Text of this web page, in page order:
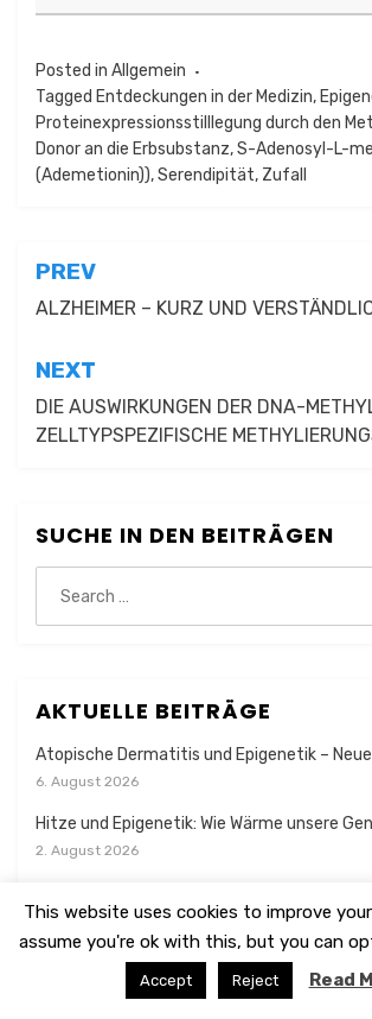
Posted in Allgemein
Tagged Entdeckungen in der Medizin,
Proteinexpressionsstilllegung durch den
Donor an die Erbsubstanz,S-Adenosyl-L-
(Ademetionin)),Serendipität, Zufall
Beitragsnavigation
PREV
ALZHEIMER – KURZ UND
NEXT
DIE AUSWIRKUNGEN DER DNA-
ZELLTYPSPEZIFISCHE
SUCHE IN DEN BEITRÄGEN
for:
AKTUELLE BEITRÄGE
Atopische Dermatitis und Epigenetik –
6. August 2026
Hitze und Epigenetik: Wie Wärme unsere
2. August 2026
gesundes Altern
30. Juli 2026
Die Epigenetik der Angst: Wie Sprache,
This website uses cookies to improve your
assume you're ok with this, but you can
Accept Reject Read